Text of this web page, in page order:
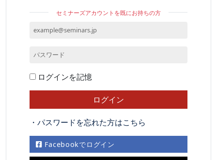
セミナーズアカウントを既にお持ちの方
ログインを記憶
・パスワードを忘れた方はこちら
Facebookでログイン